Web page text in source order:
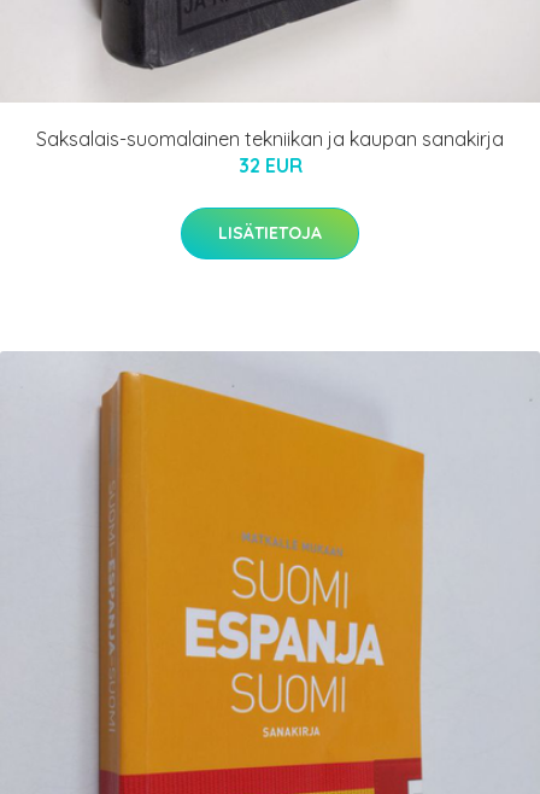
Saksalais-suomalainen tekniikan ja kaupan sanakirja
32 EUR
LISÄTIETOJA